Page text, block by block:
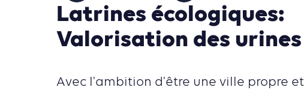
Latrines écologiques:
Valorisation des urines
Avec l'ambition d'être une ville propre